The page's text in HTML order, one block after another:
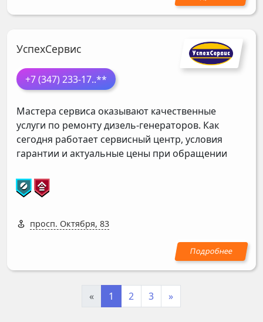
УспехСервис
+7 (347) 233-17..**
Мастера сервиса оказывают качественные
услуги по ремонту дизель-генераторов. Как
сегодня работает сервисный центр, условия
гарантии и актуальные цены при обращении
просп. Октября, 83
« 1 2 3 »